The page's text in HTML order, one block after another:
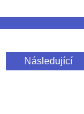
Následující